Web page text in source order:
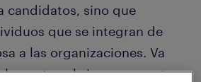
candidatos, sino que
que se integran de
a las organizaciones. Va
cubrir una vacante;